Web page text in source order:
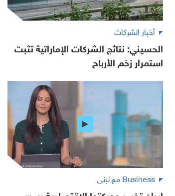
أخبار الشركات
الحسيني: نتائج الشركات الإماراتية تثبت
استمرار زخم الأرباح
Business مع لبنى